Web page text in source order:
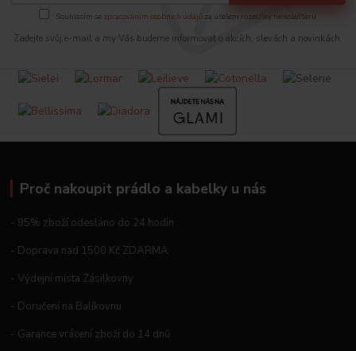
Souhlasím se zpracováním osobních údajů za účelem rozesílky newsletteru.
Zadejte svůj e-mail a my Vás budeme informovat o akcích, slevách a novinkách.
Proč nakoupit prádlo a kabelky u nás
- 95% zboží odesláno do 24 hodin
- Doprava nad 1500 Kč ZDARMA
- Výdejní místa Zásilkovny
- Doručení na Balíkovnu
- Garance vrácení zboží do 14 dnů